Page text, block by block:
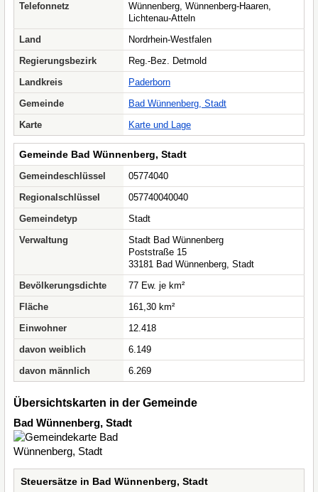
Telefonnetz
Wünnenberg, Wünnenberg-Haaren,
Lichtenau-Atteln
Land
Nordrhein-Westfalen
Regierungsbezirk
Reg.-Bez. Detmold
Landkreis
Paderborn
Gemeinde
Bad Wünnenberg, Stadt
Karte
Karte und Lage
Gemeinde Bad Wünnenberg, Stadt
Gemeindeschlüssel
05774040
Regionalschlüssel
057740040040
Gemeindetyp
Stadt
Verwaltung
Stadt Bad Wünnenberg
Poststraße 15
33181 Bad Wünnenberg, Stadt
Bevölkerungsdichte
77 Ew. je km²
Fläche
161,30 km²
Einwohner
12.418
davon weiblich
6.149
davon männlich
6.269
Übersichtskarten in der Gemeinde
Bad Wünnenberg, Stadt
Steuersätze in Bad Wünnenberg, Stadt